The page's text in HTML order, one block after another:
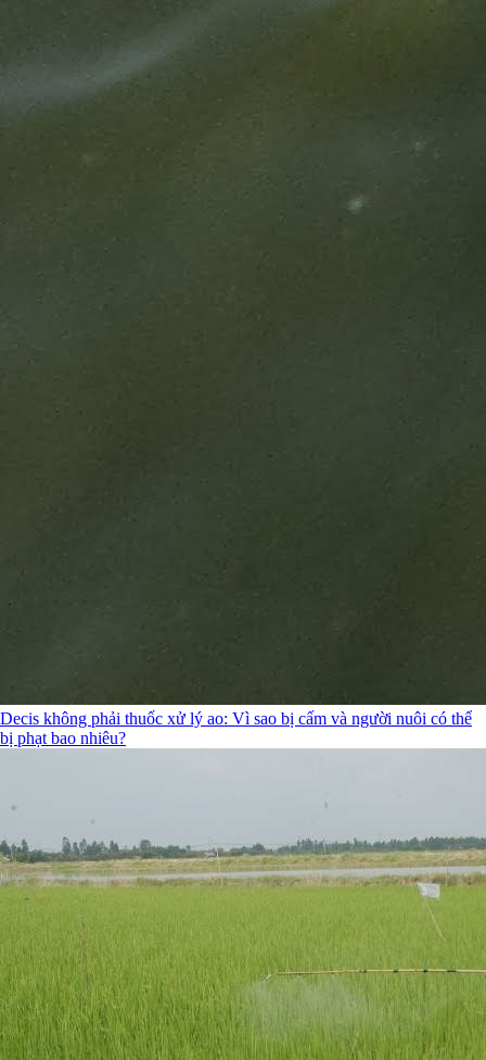
Decis không phải thuốc xử lý ao: Vì sao bị cấm và người nuôi có thể
bị phạt bao nhiêu?